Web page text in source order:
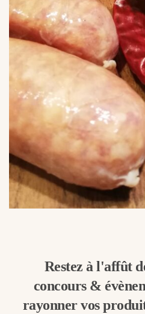
Restez à l'affût
concours &
rayonner vos